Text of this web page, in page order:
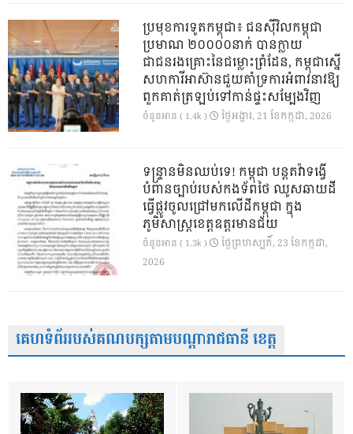
ប្រមុខការទូតកម្ពុជា៖ ជនស៊ីវិលកម្ពុជា
ប្រមាណ ២០០០០នាក់ បានក្លាយ
ជាជនរងគ្រោះនៃជម្លោះព្រំដែន, កម្ពុជាស្នើ
សហការីអាស៊ានជួយគាំទ្រការអំពាវនាវឱ្យ
ពួកគាត់ត្រឡប់ទៅកាន់ផ្ទះសម្បែងវិញ
ចំនួនអាន ( 1.4k ) ថ្ងៃ​អង្គារ, 21 ខែ​កក្កដា, 2026
ទន្ទ្រានមិនឈប់ទេ! កម្ពុជា បន្តតវ៉ាទង្វើ
បំពានច្បាប់របស់កងទ័ពថៃ ឈូសឆាយដី
ធ្វើផ្លូវចូលជ្រៅមកលើដីកម្ពុជា ក្នុង
ភូមិសាស្ត្រខេត្តឧត្តរមានជ័យ
ចំនួនអាន ( 1.3k )
ថ្ងៃ​ព្រហស្បតិ៍, 23 ខែ​កក្កដា,
2026
គេហទំព័ររបស់គណបក្សតាមបណ្តារាជធានី ខេត្ត